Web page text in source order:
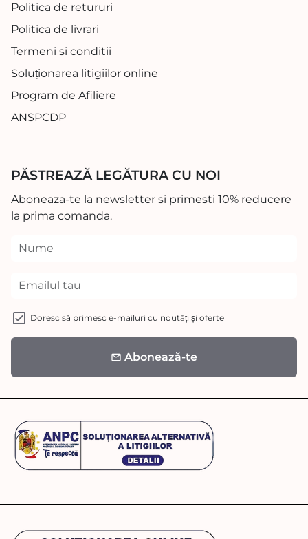
Politica de retururi
Politica de livrari
Termeni si conditii
Soluționarea litigiilor online
Program de Afiliere
ANSPCDP
PĂSTREAZĂ LEGĂTURA CU NOI
Aboneaza-te la newsletter si primesti 10% reducere
la prima comanda.
Doresc să primesc e-mailuri cu noutăți și oferte
email Abonează-te